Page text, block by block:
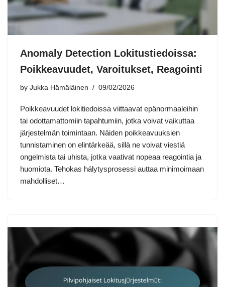
Anomaly Detection Lokitustiedoissa:
Poikkeavuudet, Varoitukset, Reagointi
by Jukka Hämäläinen 09/02/2026
Poikkeavuudet lokitiedoissa viittaavat epänormaaleihin
tai odottamattomiin tapahtumiin, jotka voivat vaikuttaa
järjestelmän toimintaan. Näiden poikkeavuuksien
tunnistaminen on elintärkeää, sillä ne voivat viestiä
ongelmista tai uhista, jotka vaativat nopeaa reagointia ja
huomiota. Tehokas hälytysprosessi auttaa minimoimaan
mahdolliset…